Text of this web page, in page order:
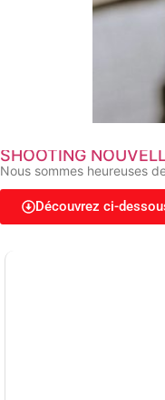
SHOOTING
Nous sommes heureuses
Découvrez ci-